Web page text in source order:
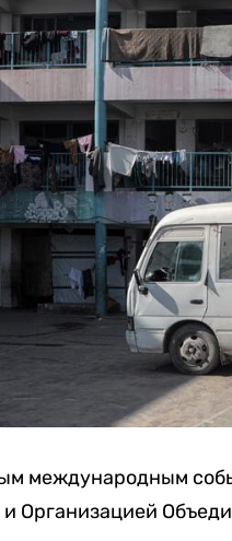
международным
Организацией